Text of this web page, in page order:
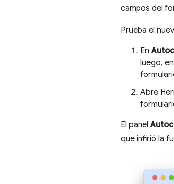
campos del
Prueba el
En
luego,
Abre
El panel
que infirió la